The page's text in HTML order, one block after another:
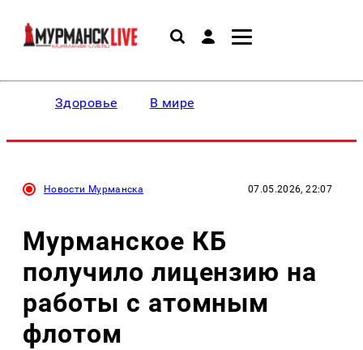
Здоровье В мире
Новости Мурманска 07.05.2026, 22:07
Мурманское КБ
получило лицензию на
работы с атомным
флотом